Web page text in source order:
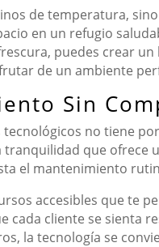
de temperatura,
en un refugio
puedes crear
de un ambiente
Sin
no tiene
que
el mantenimiento
accesibles que te
cada cliente se sienta
la tecnología se